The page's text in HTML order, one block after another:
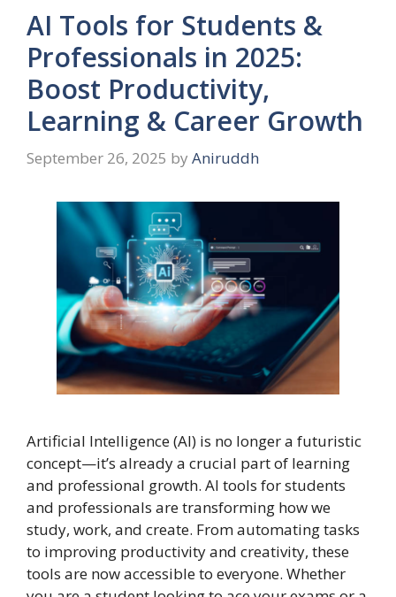
AI Tools for Students &
Professionals in 2025:
Boost Productivity,
Learning & Career Growth
September 26, 2025 by Aniruddh
Artificial Intelligence (AI) is no longer a futuristic
concept—it’s already a crucial part of learning
and professional growth. AI tools for students
and professionals are transforming how we
study, work, and create. From automating tasks
to improving productivity and creativity, these
tools are now accessible to everyone. Whether